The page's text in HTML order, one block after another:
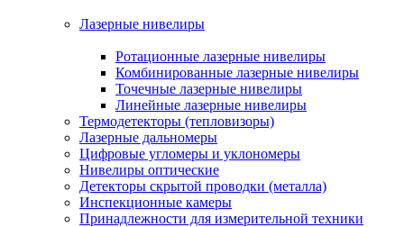
Лазерные нивелиры
Ротационные лазерные нивелиры
Комбинированные лазерные нивелиры
Точечные лазерные нивелиры
Линейные лазерные нивелиры
Термодетекторы (тепловизоры)
Лазерные дальномеры
Цифровые угломеры и уклономеры
Нивелиры оптические
Детекторы скрытой проводки (металла)
Инспекционные камеры
Принадлежности для измерительной техники